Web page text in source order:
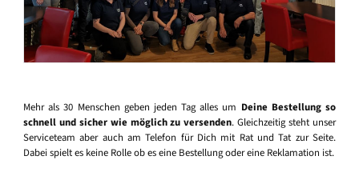
Mehr als 30 Menschen geben jeden Tag alles um Deine Bestellung so
schnell und sicher wie möglich zu versenden. Gleichzeitig steht unser
Serviceteam aber auch am Telefon für Dich mit Rat und Tat zur Seite.
Dabei spielt es keine Rolle ob es eine Bestellung oder eine Reklamation ist.